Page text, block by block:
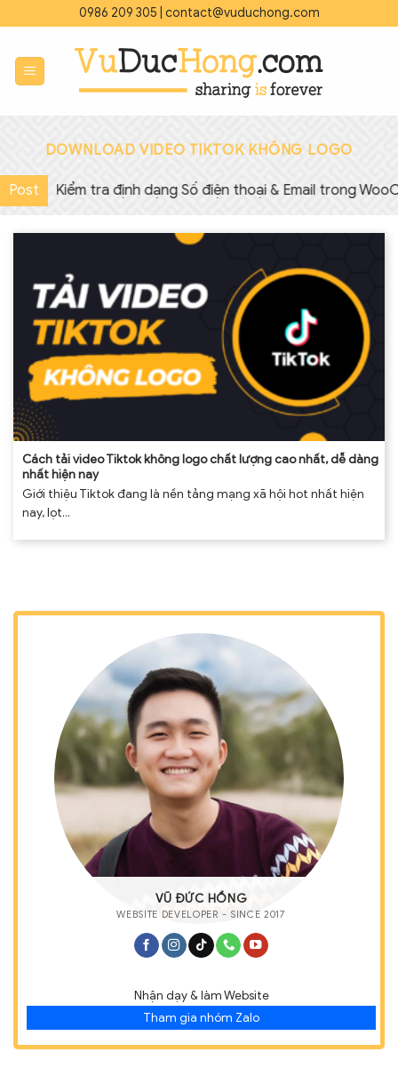
qua
nội
dung
0986 209 305 contact@vuduchong.com
DOWNLOAD VIDEO TIKTOK KHÔNG LOGO
Post
◇Kiểm tra định dạng Số điện thoại & Email trong
Cách tải video Tiktok không logo chất lượng cao nhất, dễ dàng
nhất hiện nay
Giới thiệu Tiktok đang là nền tảng mạng xã hội hot nhất hiện
nay, lọt...
VŨ ĐỨC HỒNG
WEBSITE DEVELOPER - SINCE 2017
Nhận dạy & làm Website
Tham gia nhóm Zalo